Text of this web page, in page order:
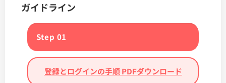
ガイドライン
Step 01
登録とログインの手順 PDFダウンロード